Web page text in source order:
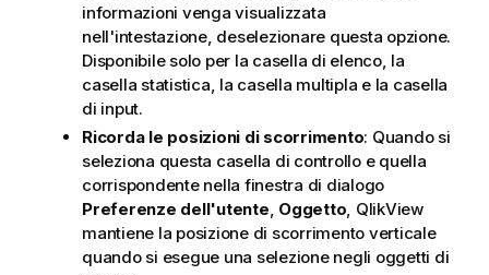
informazioni venga visualizzata
nell'intestazione, deselezionare questa opzione.
Disponibile solo per la casella di elenco, la
casella statistica, la casella multipla e la casella
di input.
Ricorda le posizioni di scorrimento: Quando si
seleziona questa casella di controllo e quella
corrispondente nella finestra di dialogo
Preferenze dell'utente Oggetto , QlikView
mantiene la posizione di scorrimento verticale
quando si esegue una selezione negli oggetti di